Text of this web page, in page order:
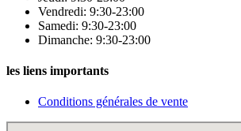
Vendredi: 9:30-23:00
Samedi: 9:30-23:00
Dimanche: 9:30-23:00
les liens importants
Conditions générales de vente